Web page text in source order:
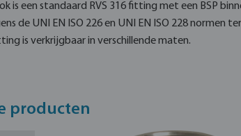
is een standaard RVS 316 fitting met een BSP
de UNI EN ISO 226 en UNI EN ISO 228 normen
is verkrijgbaar in verschillende maten.
producten